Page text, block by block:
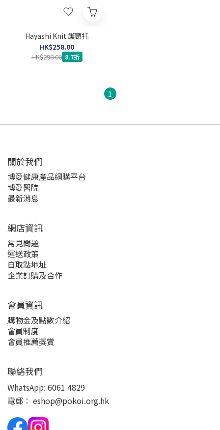
Hayashi Knit 護頸托
HK$258.00
HK$298.00 8.7折
1
關於我們‎
博愛健康產品網購平台
博愛醫院
最新消息
網店資訊
常見問題
運送政策
自取點地址
企業訂購及合作
會員資訊
購物金及點數介紹
會員制度
會員推薦獎賞
聯絡我們
WhatsApp: 6061 4829
電郵： eshop@pokoi.org.hk